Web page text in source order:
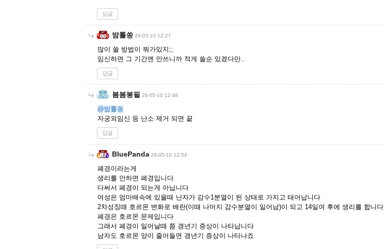
답글
밤톨쏭 26-05-10 12:27
많이 쓸 방법이 뭐가있지;;
임신하면 그 기간엔 안쓰니까 적게 쓸순 있겠다만..
답글
봄봄봉필 26-05-10 12:48
@밤톨쏭
자궁외임신 등 난소 제거 되면 끝
답글
BluePanda 26-05-10 12:54
폐경이라는게
생리를 안하면 폐경입니다
다써서 폐경이 되는게 아닙니다
여성은 엄마배속에 있을때 난자가 감수1분열이 된 상태로 가지고 태어납니다
2차성징때 호르몬 변화로 배란(이때 나머지 감수분열이 일어남)이 되고 14일여 후에 생리를 합니다
폐경은 호르몬 문제입니다
그래서 폐경이 일어날때 쯤 갱년기 증상이 나타납니다
남자도 호르몬 양이 줄어들면 갱년기 증상이 나타나죠